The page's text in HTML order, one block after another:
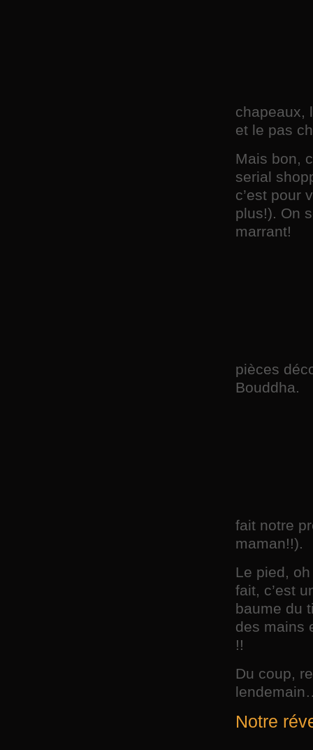
chapeaux,
et le pas
Mais bon,
serial
c’est pour
plus!). On
marrant!
pièces
Bouddha.
fait notre
maman!!).
Le pied,
fait, c’est
baume du
des mains
!!
Du coup,
Notre